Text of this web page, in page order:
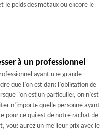
le poids des métaux ou encore le
à un professionnel
ayant une grande
que l’on est dans l’obligation de
l’on est un particulier, on n’est
n’importe quelle personne ayant
pour ce qui est de notre rachat de
vous aurez un meilleur prix avec le